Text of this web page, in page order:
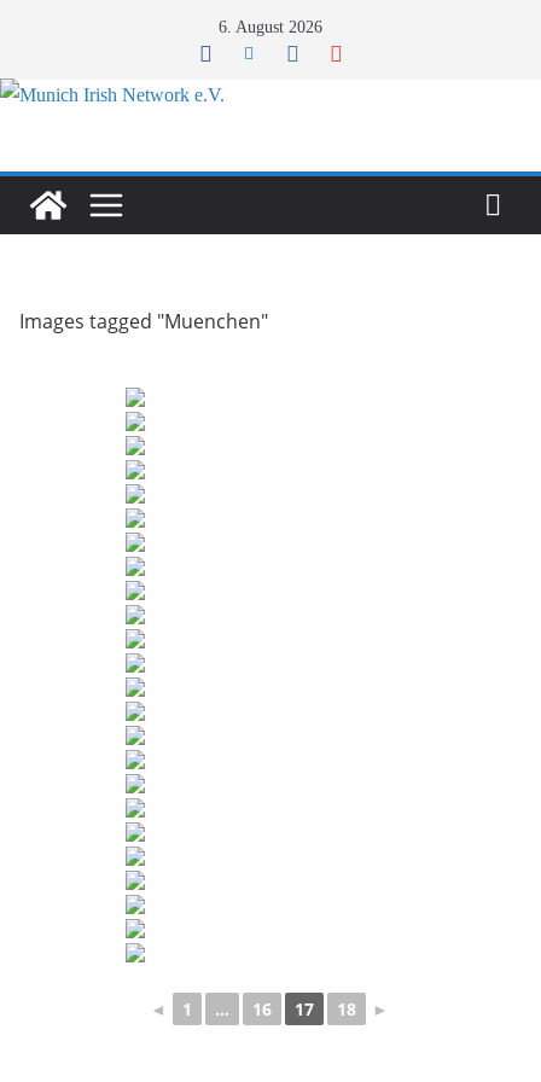
springen
6. August 2026
Images tagged "Muenchen"
◄ 1 ... 16 17 18 ►